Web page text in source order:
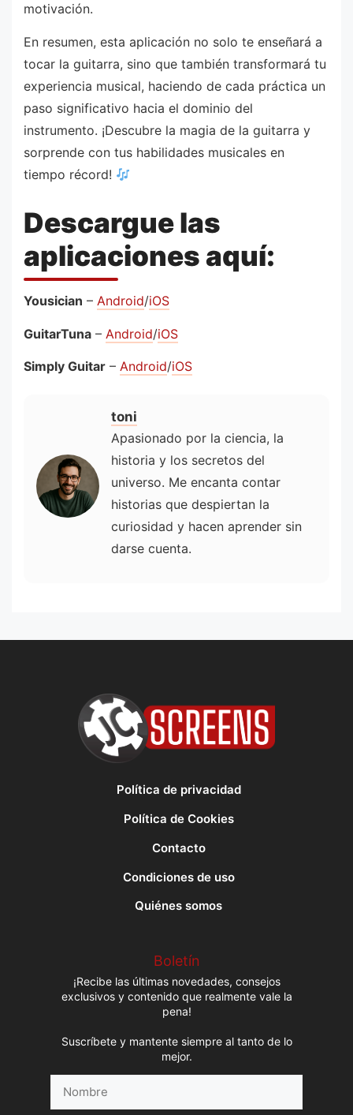
motivación.
En resumen, esta aplicación no solo te enseñará a
tocar la guitarra, sino que también transformará tu
experiencia musical, haciendo de cada práctica un
paso significativo hacia el dominio del
instrumento. ¡Descubre la magia de la guitarra y
sorprende con tus habilidades musicales en
tiempo récord!
Descargue las
aplicaciones aquí:
Yousician – Android/iOS
GuitarTuna – Android/iOS
Simply Guitar – Android/iOS
toni
Apasionado por la ciencia, la
historia y los secretos del
universo. Me encanta contar
historias que despiertan la
curiosidad y hacen aprender sin
darse cuenta.
Política de privacidad
Política de Cookies
Contacto
Condiciones de uso
Quiénes somos
Boletín
¡Recibe las últimas novedades, consejos
exclusivos y contenido que realmente vale la
pena!
Suscríbete y mantente siempre al tanto de lo
mejor.